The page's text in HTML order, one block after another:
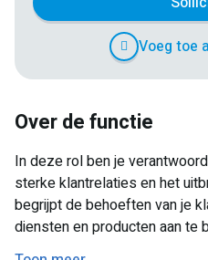
Voeg toe
Over de functie
In deze rol ben je
sterke klantrelaties en het
begrijpt de behoeften van je
diensten en producten aan te
contact te houden met je